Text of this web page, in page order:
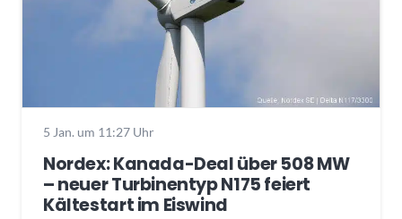
5 Jan. um 11:27 Uhr
Nordex: Kanada-Deal über 508 MW
– neuer Turbinentyp N175 feiert
Kältestart im Eiswind